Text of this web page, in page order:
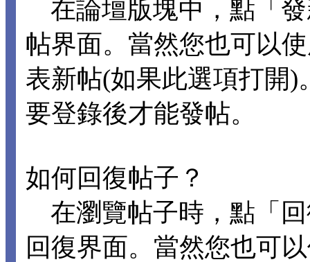
在論壇版塊中，點「
帖界面。當然您也可以
表新帖(如果此選項打開
要登錄後才能發帖。
如何回復帖子？
在瀏覽帖子時，點「
回復界面。當然您也可